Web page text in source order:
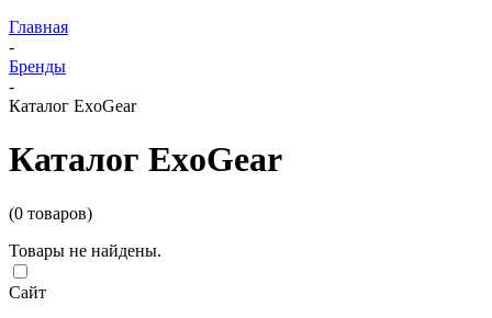
Главная
-
Бренды
-
Каталог ExoGear
Каталог ExoGear
(0 товаров)
Товары не найдены.
Сайт